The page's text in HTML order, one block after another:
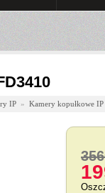
IP » Kamery kopułkowe IP